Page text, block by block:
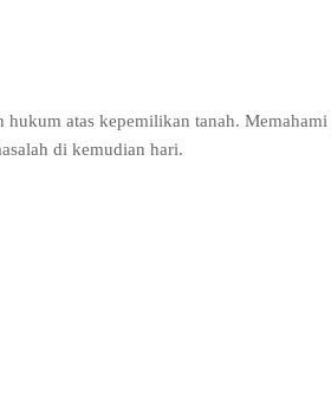
atas kepemilikan tanah.
di kemudian hari.